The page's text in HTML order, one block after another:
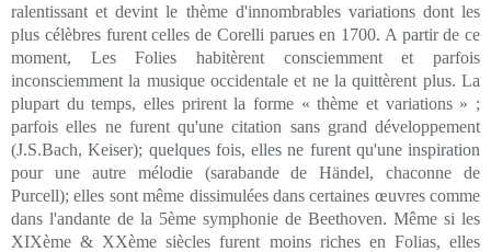
ralentissant et devint le thème d'innombrables variations dont les
plus célèbres furent celles de Corelli parues en 1700. A partir de ce
moment, Les Folies habitèrent consciemment et parfois
inconsciemment la musique occidentale et ne la quittèrent plus. La
plupart du temps, elles prirent la forme « thème et variations » ;
parfois elles ne furent qu'une citation sans grand développement
(J.S.Bach, Keiser); quelques fois, elles ne furent qu'une inspiration
pour une autre mélodie (sarabande de Händel, chaconne de
Purcell); elles sont même dissimulées dans certaines œuvres comme
dans l'andante de la 5ème symphonie de Beethoven. Même si les
XIXème & XXème siècles furent moins riches en Folias, elles